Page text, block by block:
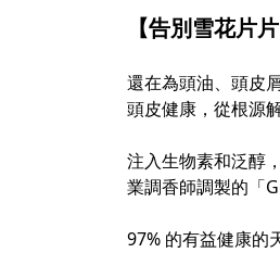
【告別雪花片
還在為頭油、頭皮
頭皮健康，從根源
注入生物素和泛醇
業調香師調製的「
97% 的有益健康的